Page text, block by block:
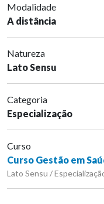
Modalidade
A distância
Natureza
Lato Sensu
Categoria
Especialização
Curso
Curso Gestão em
Lato Sensu /